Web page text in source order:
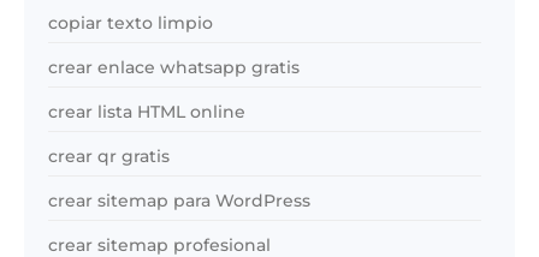
copiar texto limpio
crear enlace whatsapp gratis
crear lista HTML online
crear qr gratis
crear sitemap para WordPress
crear sitemap profesional